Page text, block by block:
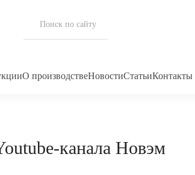
О производствеНовостиСтатьиКонтакты
канала Новэм